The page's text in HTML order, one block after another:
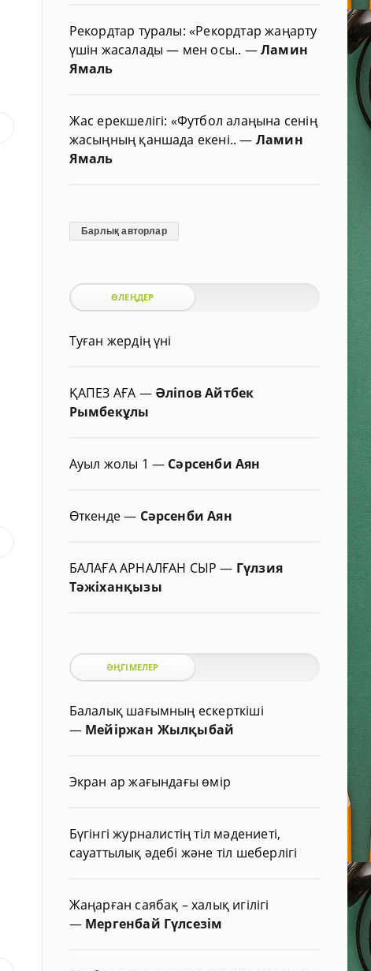
Рекордтар туралы: «Рекордтар жаңарту
үшін жасалады — мен осы.. —Ламин
Ямаль
Жас ерекшелігі: «Футбол алаңына сенің
жасыңның қаншада екені..— Ламин
Ямаль
Барлық авторлар
ӨЛЕҢДЕР
Туған жердің үні
ҚАПЕЗ АҒА — Әліпов Айтбек
Рымбекұлы
Ауыл жолы 1 — Сәрсенби Аян
Өткенде— Сәрсенби Аян
БАЛАҒА АРНАЛҒАН СЫР— Гүлзия
Тәжіханқызы
ӘҢГІМЕЛЕР
Балалық шағымның ескерткіші
— Мейіржан Жылқыбай
Экран ар жағындағы өмір
Бүгінгі журналистің тіл мәдениеті,
сауаттылық әдебі және тіл шеберлігі
Жаңарған саябақ – халық игілігі
— Мергенбай Гүлсезім